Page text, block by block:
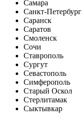
Самара
Санкт-Петербург
Саранск
Саратов
Смоленск
Сочи
Ставрополь
Сургут
Севастополь
Симферополь
Старый Оскол
Стерлитамак
Сыктывкар